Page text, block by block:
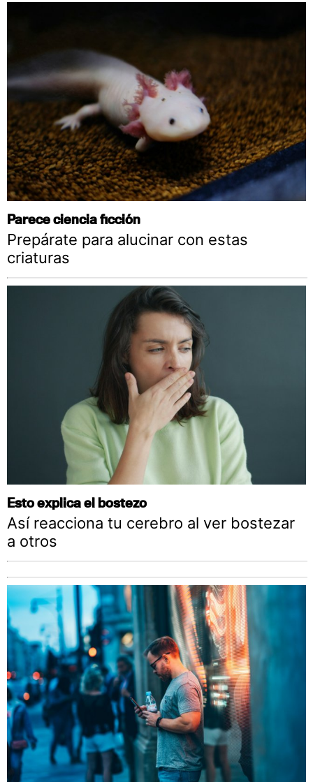
Parece ciencia ficción
Prepárate para alucinar con estas
criaturas
Esto explica el bostezo
Así reacciona tu cerebro al ver bostezar
a otros